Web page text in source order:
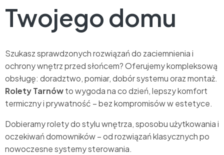
Twojego domu
Szukasz sprawdzonych rozwiązań do zaciemnienia i
ochrony wnętrz przed słońcem? Oferujemy kompleksową
obsługę: doradztwo, pomiar, dobór systemu oraz montaż.
Rolety Tarnówto wygoda na co dzień, lepszy komfort
termiczny i prywatność – bez kompromisów w estetyce.
Dobieramy rolety do stylu wnętrza, sposobu użytkowania i
oczekiwań domowników – od rozwiązań klasycznych po
nowoczesne systemy sterowania.